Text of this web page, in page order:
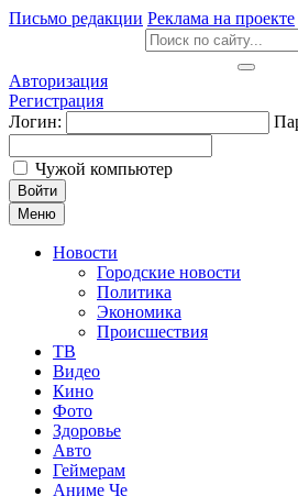
Письмо редакции Реклама на проекте
Авторизация
Регистрация
Логин:
Чужой компьютер
Войти
Меню
Новости
Городские новости
Политика
Экономика
Происшествия
ТВ
Видео
Кино
Фото
Здоровье
Авто
Геймерам
Аниме Че